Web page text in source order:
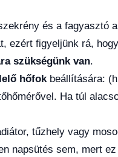
és a fagyasztó
ezért figyeljünk rá, hogy
szükségünk van.
hőfokbeállítására:
Ha túl
tűzhely vagy
napsütés sem, mert